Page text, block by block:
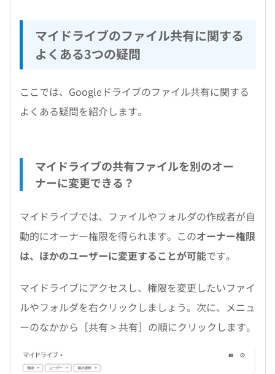
マイドライブのファイル共有に関する
よくある3つの疑問
ここでは、Googleドライブのファイル共有に関する
よくある疑問を紹介します。
マイドライブの共有ファイルを別のオー
ナーに変更できる？
マイドライブでは、ファイルやフォルダの作成者が自
動的にオーナー権限を得られます。このオーナー権限
は、ほかのユーザーに変更することが可能です。
マイドライブにアクセスし、権限を変更したいファイ
ルやフォルダを右クリックしましょう。次に、メニュ
ーのなかから［共有 > 共有］の順にクリックします。